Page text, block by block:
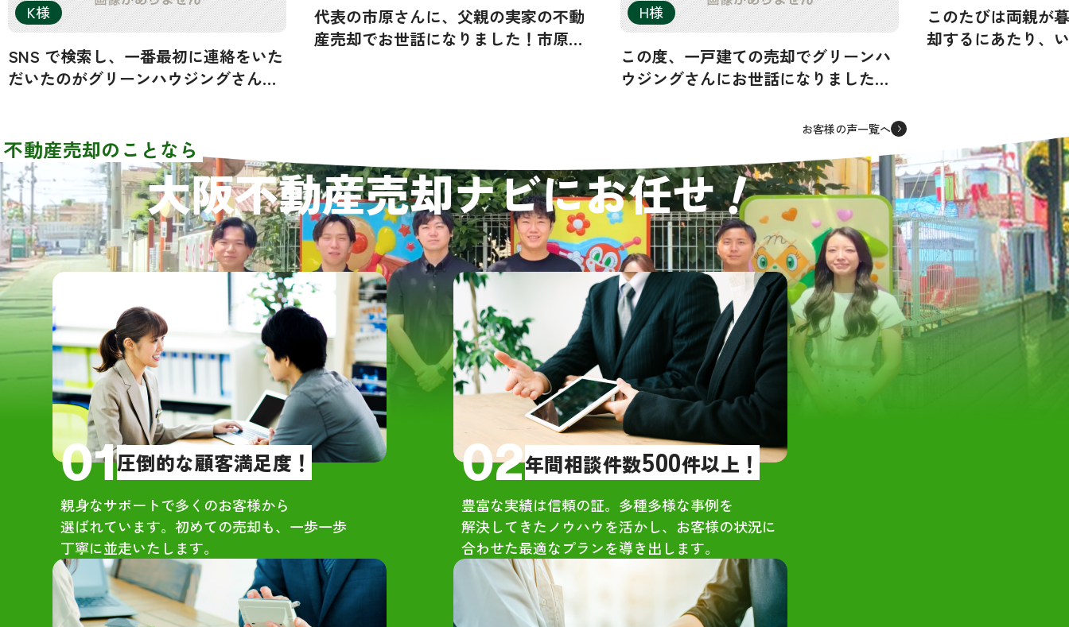
K様
SNS で検索し、一番最初に連絡をいた
だいたのがグリーンハウジングさんで
た。売買価格や条件等はほぼ同じでし
た。その中でグリーンハウジングさん
を選んだ理由として、担当者の大橋さ
んが一番若く誠実に感じたからです。
依頼してからほぼ2ヶ月という短期間で
売買契約を結ぶことができ感謝してお
ります。また、引っ越しの際にも大橋
さんに立ち会っていただき、引っ越し
先が遠隔地だったので不用品等の後始
末もお願いすることができ、大変助か
りました。
直感でグリーンハウジングの大橋さん
を選びましたが、間違いなかったと今
では確信しています。お世話になり大
変ありがとうございました。
代表の市原さんに、父親の実家の不動
産売却でお世話になりました！市原さ
・大阪市住吉区の戸建て（1981年築、
4DK、木造・駐車場のみRC）
・雨漏りや床抜けなどの不具合あり
【訪問査定】
・地域相場を把握しており、実際の売
却価格に最も近い査定額を提示いただ
いた
・大手は高額査定を出す一方で、最終
売却額は下がりやすい印象だった
・大手は営業が急かしてくる印象だっ
たが、グリーンハウジングさんは営業
的な圧など一切なし
・大手からもオファーはあったが、最
も高額だったのはグリーンハウジング
・地元ネットワークを活かした独自の
販路が強み
H様
この度、一戸建ての売却でグリーンハ
ウジングさんにお世話になりました。
リーンハウジングさんが最も高額の査
大変早く決まりました。
私自身多忙でなかなか時間が取れない
状況でしたが、担当の大橋さまが、い
つも丁寧かつ親切に対応してくださ
り、安心してお任せすることができま
した。質問へのレスポンスも早く、不
安な点を一つずつ解消していただけた
ことに感謝しています。
スムーズで満足のいく取引を実現して
いただき、本当にありがとうございま
した。信頼できる不動産会社だと感じ
ています。
このたびは両親が
却するにあたり、
らない私達に、細
とても
好印象でした。い
ないことも、すぐ
た！
ほかの営業さんと
ました。
寺本さんほんとう
ました！
素敵なお客様に巡
お客様の声一覧へ
不動産売却のことなら
大阪不動産売却ナビにお任せ！
01圧倒的な顧客満足度！
親身なサポートで多くのお客様から
選ばれています。初めての売却も、一歩一歩
丁寧に並走いたします。
02年間相談件数500件以上！
豊富な実績は信頼の証。多種多様な事例を
解決してきたノウハウを活かし、お客様の状況に
合わせた最適なプランを導き出します。